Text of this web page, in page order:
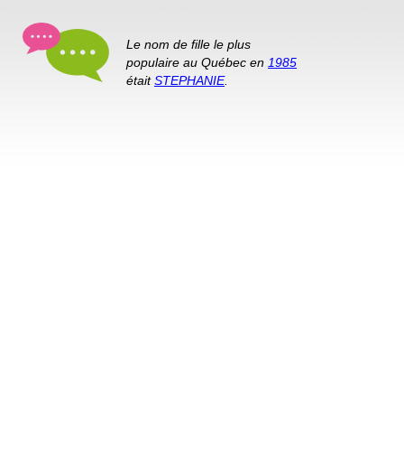
Le nom de fille le plus
populaire au Québec en 1985
étaitSTEPHANIE.